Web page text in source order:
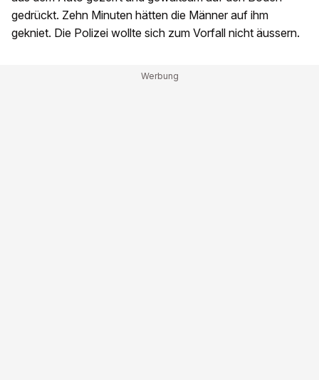
gedrückt. Zehn Minuten hätten die Männer auf ihm
gekniet. Die Polizei wollte sich zum Vorfall nicht äussern.